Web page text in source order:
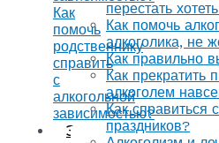
Как
помочь
родственнику
справить
с
алкогольной
зависимостью?
Энциклопедия
перестать
Как помочь
алкоголика, не
Как правильно
Как прекратить
алкоголем
Как справиться
праздников?